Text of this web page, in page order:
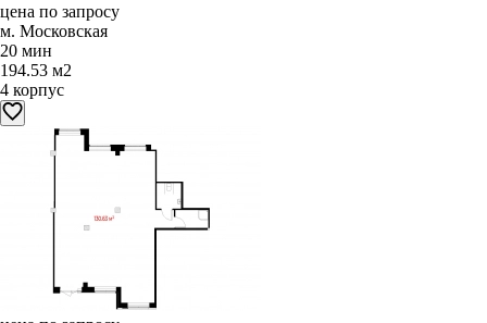
цена по запросу
м. Московская
20 мин
194.53 м2
4 корпус